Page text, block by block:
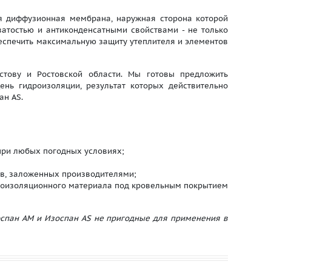
диффузионная мембрана, наружная сторона которой
и антиконденсатными свойствами - не только
максимальную защиту утеплителя и элементов
и Ростовской области. Мы готовы предложить
гидроизоляции, результат которых действительно
AS.
любых погодных условиях;
заложенных производителями;
материала под кровельным покрытием
АМ и Изоспан AS не пригодные для применения в